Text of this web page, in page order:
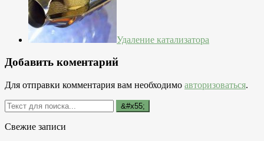
Удаление катализатора
Добавить коментарий
Для отправки комментария вам необходимо авторизоваться.
Свежие записи